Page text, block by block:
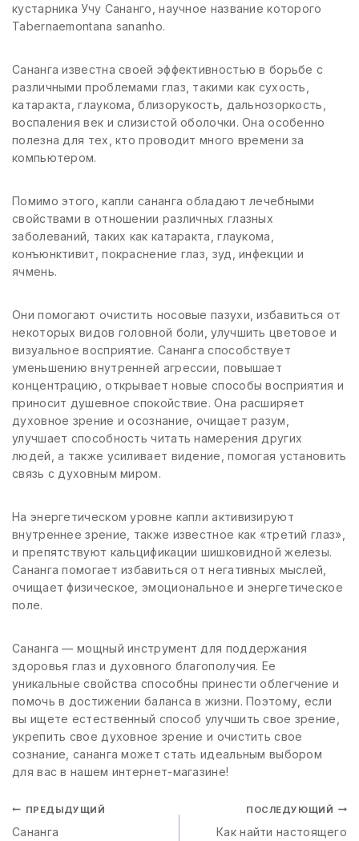
кустарника Учу Сананго, научное название которого
Tabernaemontana sananho.
Сананга известна своей эффективностью в борьбе с
различными проблемами глаз, такими как сухость,
катаракта, глаукома, близорукость, дальнозоркость,
воспаления век и слизистой оболочки. Она особенно
полезна для тех, кто проводит много времени за
компьютером.
Помимо этого, капли сананга обладают лечебными
свойствами в отношении различных глазных
заболеваний, таких как катаракта, глаукома,
конъюнктивит, покраснение глаз, зуд, инфекции и
ячмень.
Они помогают очистить носовые пазухи, избавиться от
некоторых видов головной боли, улучшить цветовое и
визуальное восприятие. Сананга способствует
уменьшению внутренней агрессии, повышает
концентрацию, открывает новые способы восприятия и
приносит душевное спокойствие. Она расширяет
духовное зрение и осознание, очищает разум,
улучшает способность читать намерения других
людей, а также усиливает видение, помогая установить
связь с духовным миром.
На энергетическом уровне капли активизируют
внутреннее зрение, также известное как «третий глаз»,
и препятствуют кальцификации шишковидной железы.
Сананга помогает избавиться от негативных мыслей,
очищает физическое, эмоциональное и энергетическое
поле.
Сананга — мощный инструмент для поддержания
здоровья глаз и духовного благополучия. Ее
уникальные свойства способны принести облегчение и
помочь в достижении баланса в жизни. Поэтому, если
вы ищете естественный способ улучшить свое зрение,
укрепить свое духовное зрение и очистить свое
сознание, сананга может стать идеальным выбором
для вас в нашем интернет-магазине!
ПРЕДЫДУЩИЙ
Сананга
ПОСЛЕДУЮЩИЙ
Как найти настоящего